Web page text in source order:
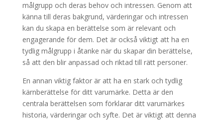
målgrupp och deras behov och intressen. Genom att
känna till deras bakgrund, värderingar och intressen
kan du skapa en berättelse som är relevant och
engagerande för dem. Det är också viktigt att ha en
tydlig målgrupp i åtanke när du skapar din berättelse,
så att den blir anpassad och riktad till rätt personer.
En annan viktig faktor är att ha en stark och tydlig
kärnberättelse för ditt varumärke. Detta är den
centrala berättelsen som förklarar ditt varumärkes
historia, värderingar och syfte. Det är viktigt att denna